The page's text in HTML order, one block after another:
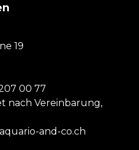
19
00 77
nach Vereinbarung,
and-co.ch